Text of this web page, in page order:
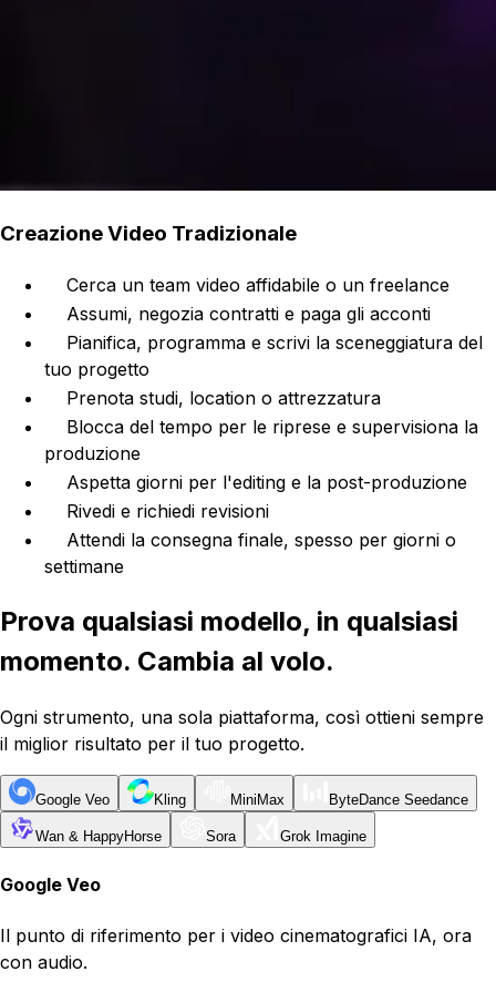
Creazione Video Tradizionale
Cerca un team video affidabile o un freelance
Assumi, negozia contratti e paga gli acconti
Pianifica, programma e scrivi la sceneggiatura del
tuo progetto
Prenota studi, location o attrezzatura
Blocca del tempo per le riprese e supervisiona la
produzione
Aspetta giorni per l'editing e la post-produzione
Rivedi e richiedi revisioni
Attendi la consegna finale, spesso per giorni o
settimane
Prova qualsiasi modello, in qualsiasi
momento. Cambia al volo.
Ogni strumento, una sola piattaforma, così ottieni sempre
il miglior risultato per il tuo progetto.
Google Veo Kling MiniMax ByteDance Seedance
Wan & HappyHorse Sora Grok Imagine
Google Veo
Il punto di riferimento per i video cinematografici IA, ora
con audio.